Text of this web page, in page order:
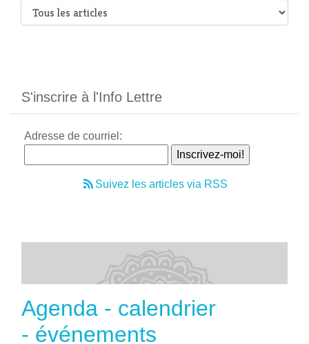
S'inscrire à l'Info Lettre
Adresse de courriel:
Suivez les articles via RSS
Agenda - calendrier
- événements